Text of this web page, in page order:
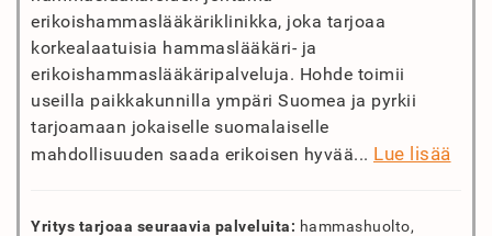
erikoishammaslääkäriklinikka, joka tarjoaa
korkealaatuisia hammaslääkäri- ja
erikoishammaslääkäripalveluja. Hohde toimii
useilla paikkakunnilla ympäri Suomea ja pyrkii
tarjoamaan jokaiselle suomalaiselle
mahdollisuuden saada erikoisen hyvää... Lue lisää
Yritys tarjoaa seuraavia palveluita: hammashuolto,